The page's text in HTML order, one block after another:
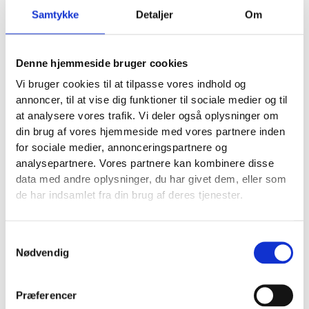
Samtykke Detaljer Om
Denne hjemmeside bruger cookies
Vi bruger cookies til at tilpasse vores indhold og
annoncer, til at vise dig funktioner til sociale medier og til
at analysere vores trafik. Vi deler også oplysninger om
din brug af vores hjemmeside med vores partnere inden
for sociale medier, annonceringspartnere og
analysepartnere. Vores partnere kan kombinere disse
data med andre oplysninger, du har givet dem, eller som
de har indsamlet fra din brug af deres tjenester.
Nødvendig
Præferencer
STARTTLS/TLS
eller port SSL.
for at beskytte din kommunikation mod nysgerrige
øjne. Når du har tastet alt korrekt ind, vil din iPhone
verificere indstillingerne, og vupti, så er din
professionelle mail klar til brug.
Sådan løser du de mest almindelige mailproblemer
Selv med den bedste vejledning kan teknikken drille.
Enmail opsætning på iPhone, der pludselig ikke
virker, er utroligt frustrerende – især når du står midt
Fejlmeddelelser som “Adgangskoden er forkert” eller
den klassiske “Kan ikke bekræfte serveridentitet” er
noget, de fleste af os har bandet over. Hos Vækster
ser jeg, at de samme få problemer går igen hos